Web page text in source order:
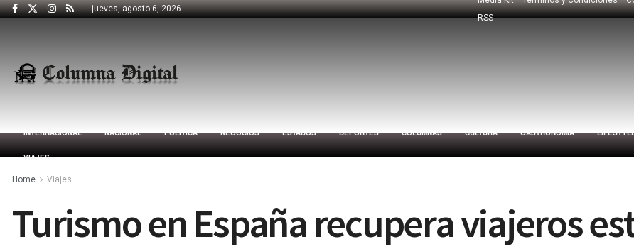
jueves, agosto 6, 2026
RSS
INTERNACIONAL NACIONAL POLÍTICA NEGOCIOS ESTADOS DEPORTES COLUMNAS CULTURA GASTRONOMÍA
VIAJES
Home Viajes
Turismo en España recupera viajeros